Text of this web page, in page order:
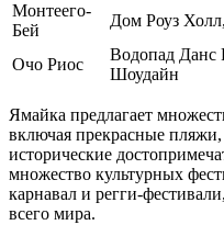
Монтеего-
Бей
Дом Роуз
Очо Риос
Водопад Данс
Шоудайн
Ямайка предлагает
включая прекрасные
исторические
множество культурных
карнавал и регги-
всего мира.